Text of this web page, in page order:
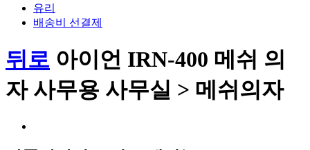
유리
배송비 선결제
뒤로 아이언 IRN-400 메쉬 의
자 사무용 사무실 > 메쉬의자